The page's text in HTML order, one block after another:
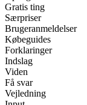
Gratis ting
Særpriser
Brugeranmeldelser
Købeguides
Forklaringer
Indslag
Viden
Få svar
Vejledning